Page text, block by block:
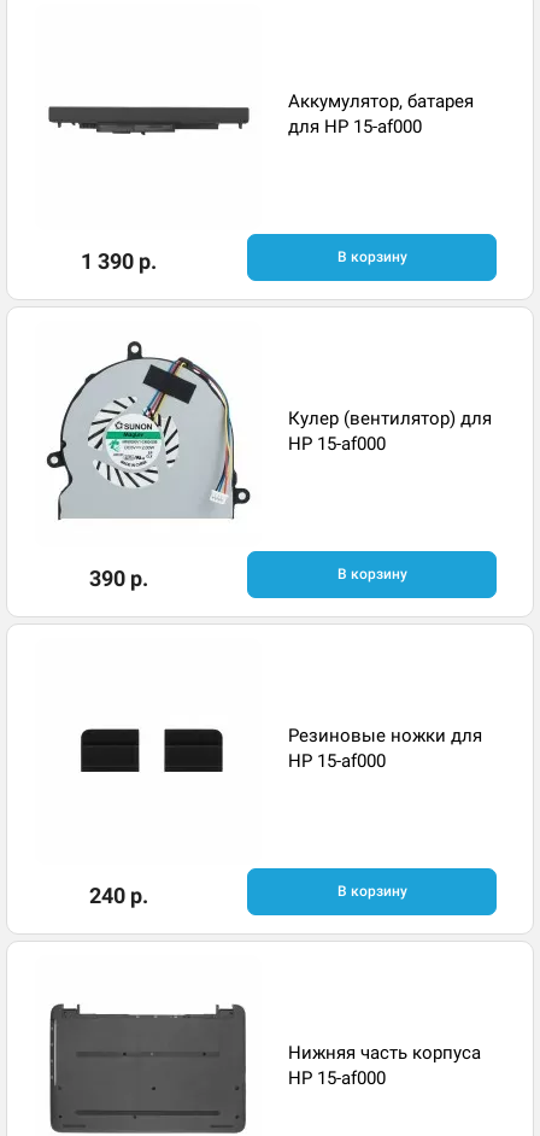
Аккумулятор, батарея
для HP 15-af000
1 390 р. В корзину
Кулер (вентилятор) для
HP 15-af000
390 р. В корзину
Резиновые ножки для
HP 15-af000
240 р. В корзину
Нижняя часть корпуса
HP 15-af000